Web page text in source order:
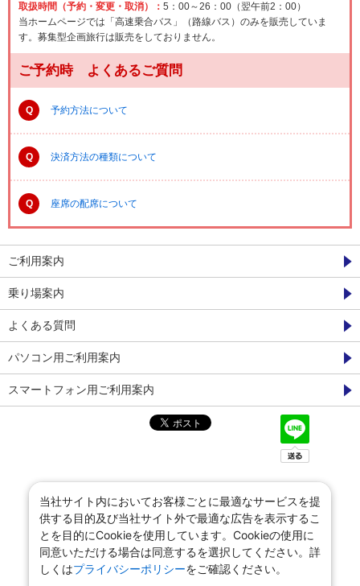
取扱時間（予約・変更・取消）： 5：00～26：00（翌午前2：00）
当ホームページでは「高速乗合バス」（路線バス）のみを販売していま
す。募集型企画旅行は販売をしておりません。
ご予約時 よくあるご質問
Q 予約方法について
Q 決済方法の種類について
Q 座席の配席について
ご利用案内
乗り場案内
よくある質問
パソコン用ご利用案内
スマートフォン用ご利用案内
当社サイト内においてお客様ごとに最適なサービスを提
供する目的及び当社サイト外で最適な広告を表示するこ
とを目的にCookieを使用しています。Cookieの使用に
同意いただける場合は同意するを選択してください。詳
しくはプライバシーポリシーをご確認ください。